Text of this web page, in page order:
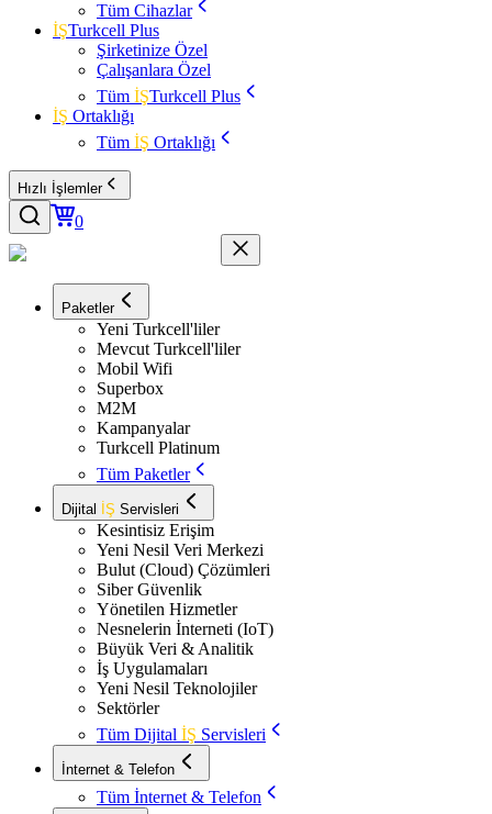
Tüm Cihazlar
İŞTurkcell Plus
Şirketinize Özel
Çalışanlara Özel
Tüm İŞTurkcell Plus
İŞ Ortaklığı
Tüm İŞ Ortaklığı
Hızlı İşlemler
0
Paketler
Yeni Turkcell'liler
Mevcut Turkcell'liler
Mobil Wifi
Superbox
M2M
Kampanyalar
Turkcell Platinum
Tüm Paketler
Dijital İŞ Servisleri
Kesintisiz Erişim
Yeni Nesil Veri Merkezi
Bulut (Cloud) Çözümleri
Siber Güvenlik
Yönetilen Hizmetler
Nesnelerin İnterneti (IoT)
Büyük Veri & Analitik
İş Uygulamaları
Yeni Nesil Teknolojiler
Sektörler
Tüm Dijital İŞ Servisleri
İnternet & Telefon
Tüm İnternet & Telefon